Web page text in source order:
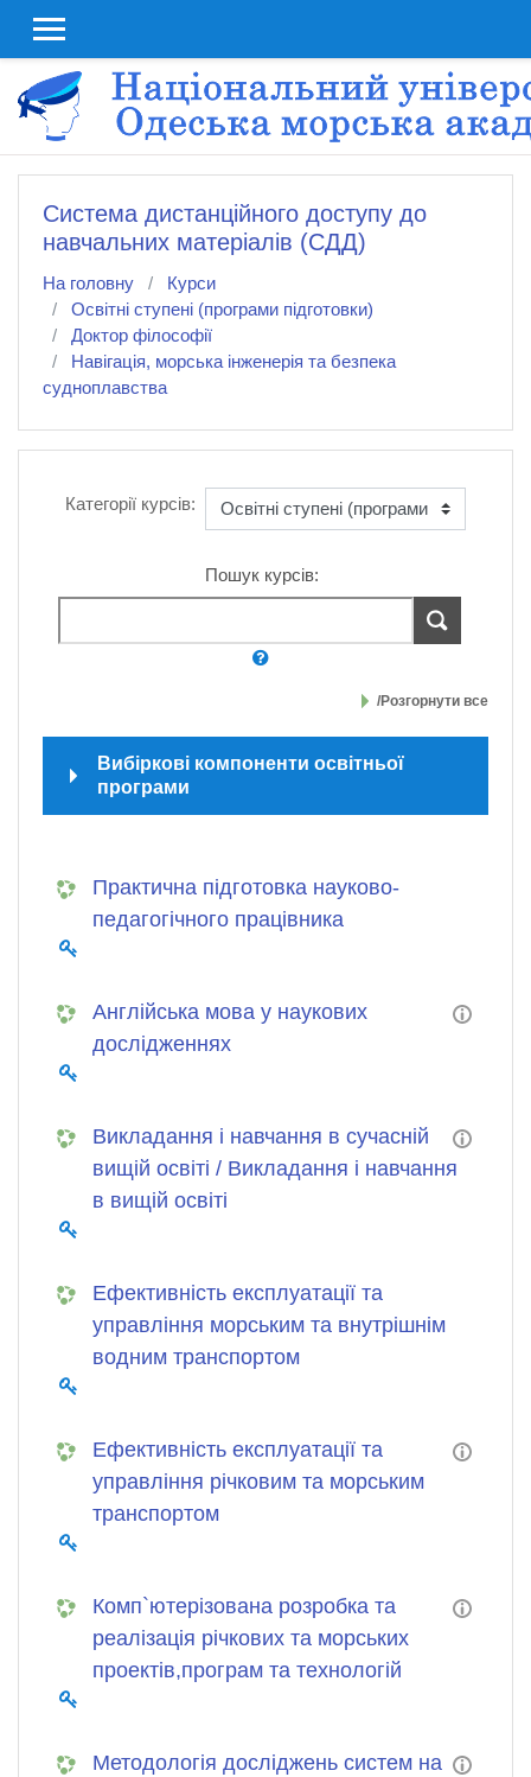
Система дистанційного доступу до
навчальних матеріалів (СДД)
На головну
Курси
Освітні ступені (програми підготовки)
Доктор філософії
Навігація, морська інженерія та безпека
судноплавства
Категорії курсів:
Пошук курсів:
/Розгорнути все
Вибіркові компоненти освітньої
програми
Практична підготовка науково-
педагогічного працівника
Англійська мова у наукових
дослідженнях
Викладання і навчання в сучасній
вищій освіті / Викладання і навчання
в вищій освіті
Ефективність експлуатації та
управління морським та внутрішнім
водним транспортом
Ефективність експлуатації та
управління річковим та морським
транспортом
Комп`ютерізована розробка та
реалізація річкових та морських
проектів,програм та технологій
Методологія досліджень систем на